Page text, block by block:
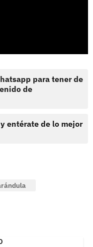
para tener de
de
entérate de lo mejor